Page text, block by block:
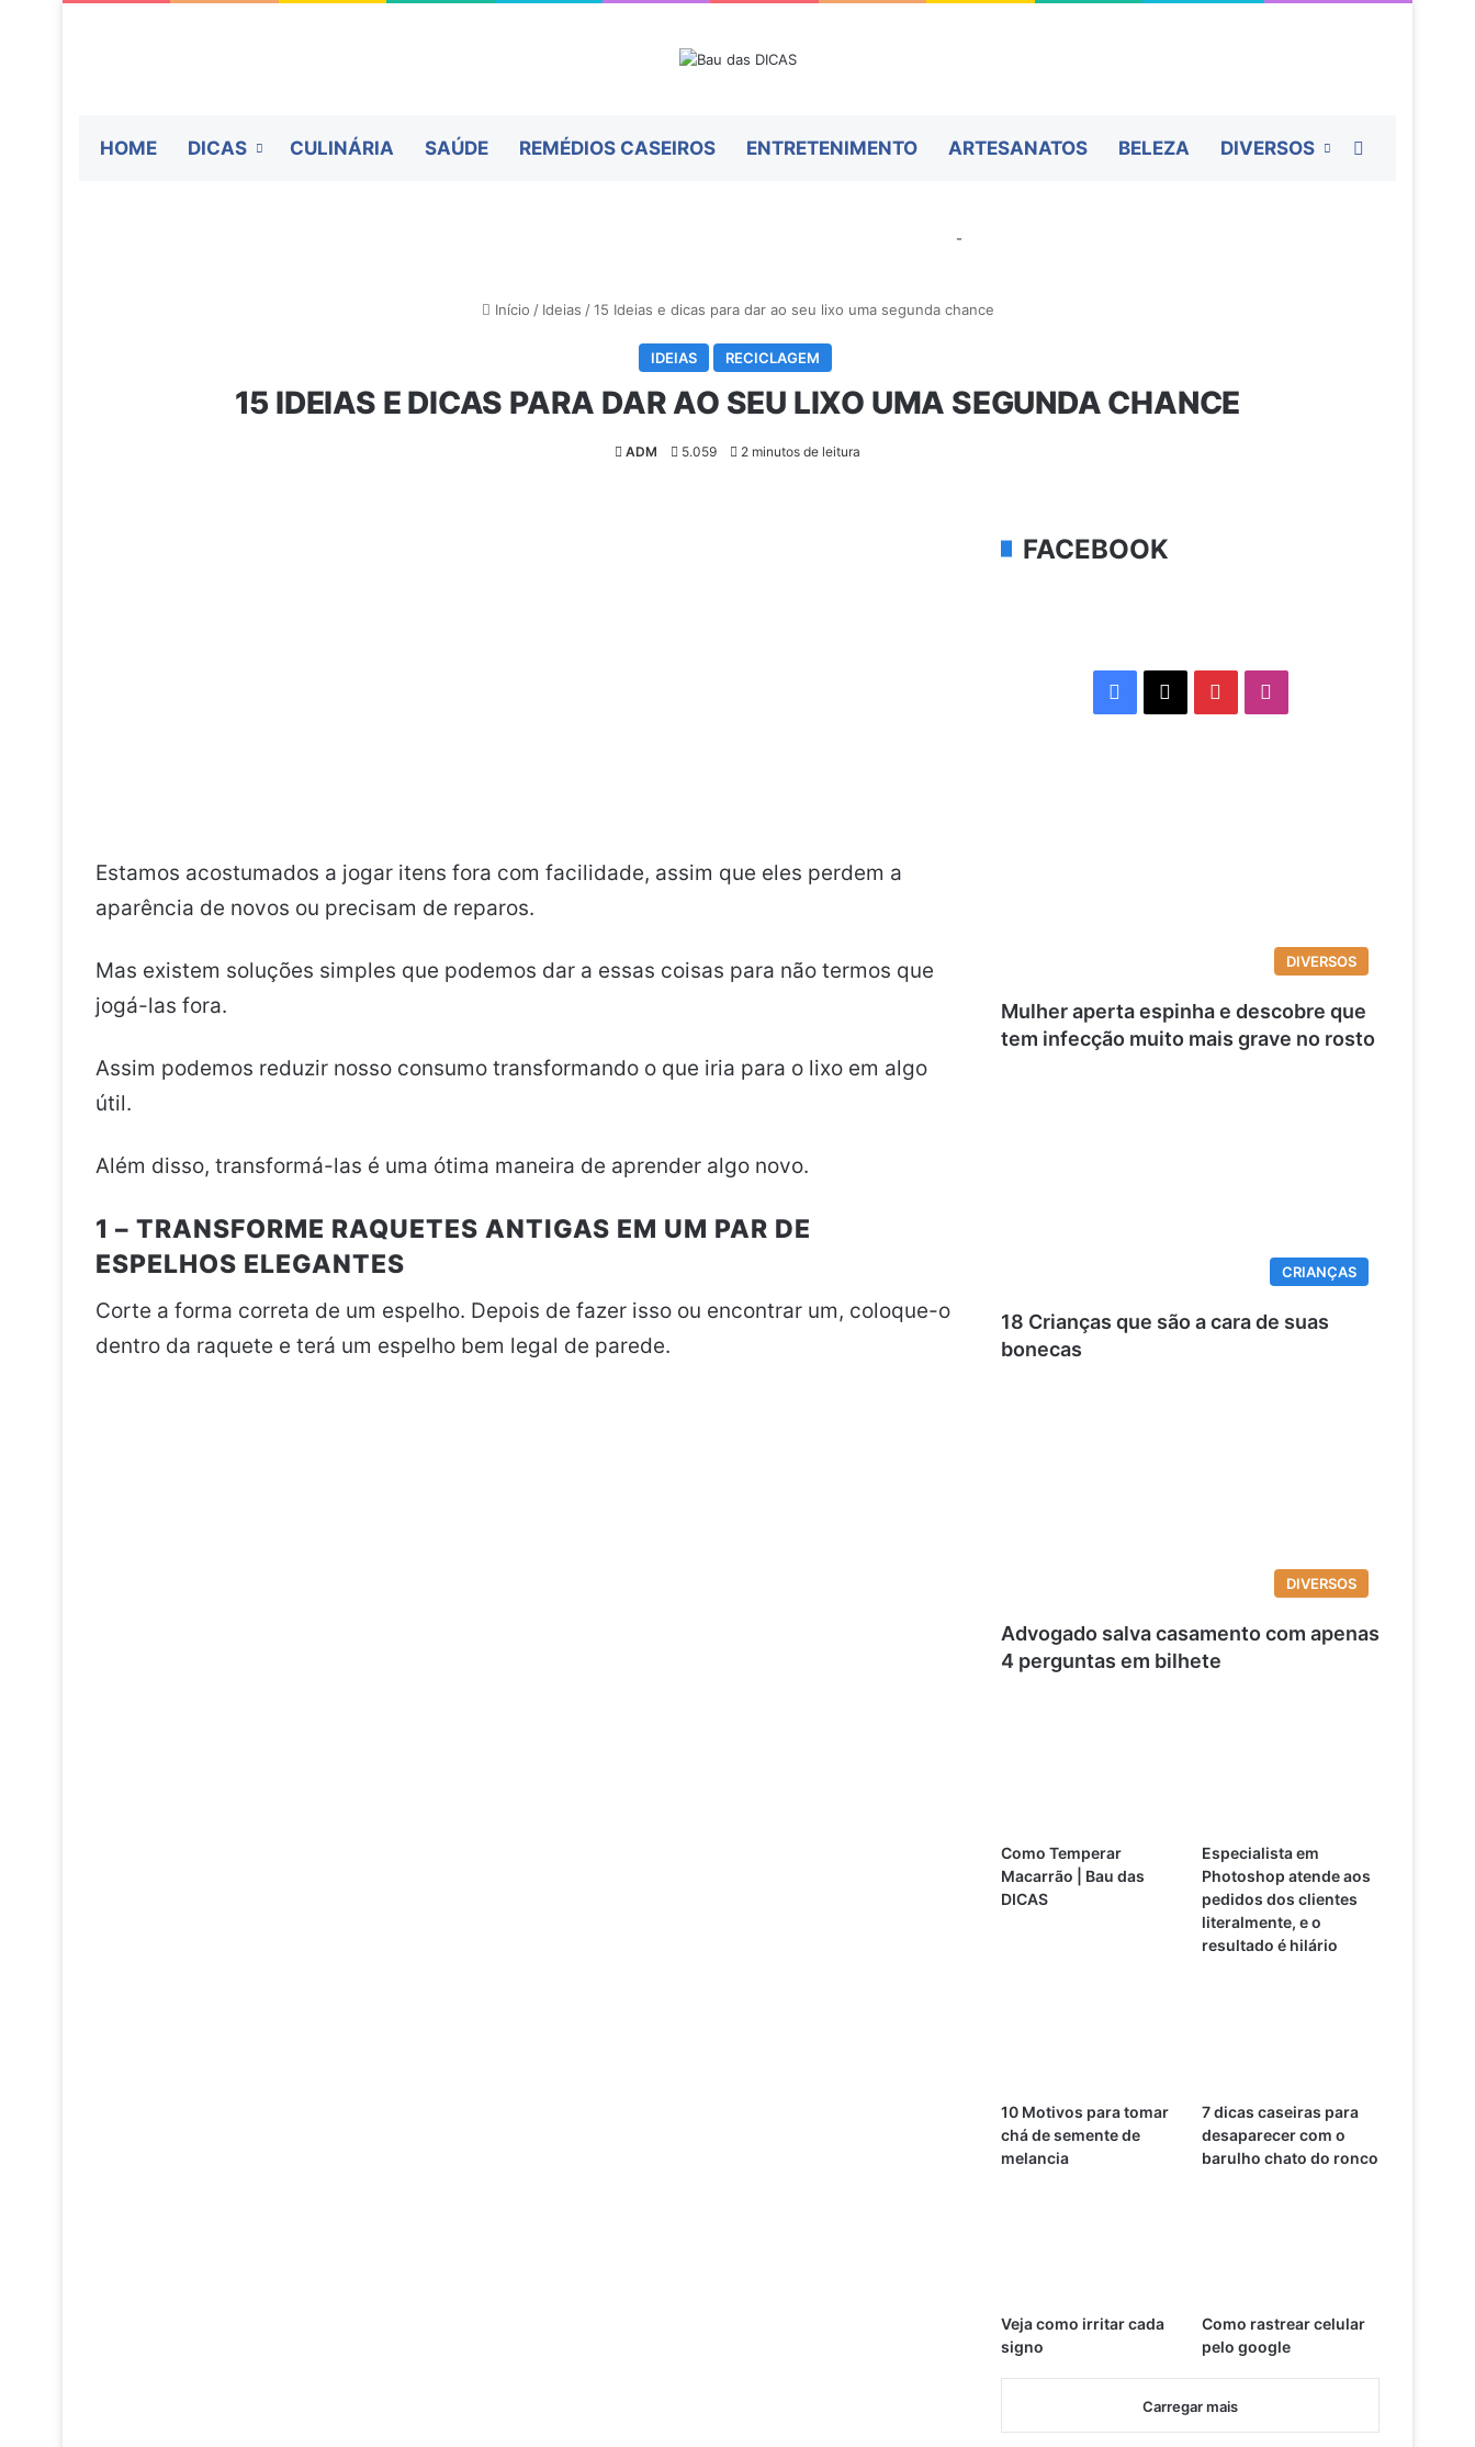
HOME DICAS CULINÁRIA SAÚDE REMÉDIOS CASEIROS ENTRETENIMENTO ARTESANATOS BELEZA DIVERSOS
-
Início / Ideias / 15 Ideias e dicas para dar ao seu lixo uma segunda chance
IDEIAS RECICLAGEM
15 IDEIAS E DICAS PARA DAR AO SEU LIXO UMA SEGUNDA CHANCE
ADM 5.059 2 minutos de leitura
Estamos acostumados a jogar itens fora com facilidade, assim que eles perdem a
aparência de novos ou precisam de reparos.
Mas existem soluções simples que podemos dar a essas coisas para não termos que
jogá-las fora.
Assim podemos reduzir nosso consumo transformando o que iria para o lixo em algo
útil.
Além disso, transformá-las é uma ótima maneira de aprender algo novo.
1 – TRANSFORME RAQUETES ANTIGAS EM UM PAR DE
ESPELHOS ELEGANTES
Corte a forma correta de um espelho. Depois de fazer isso ou encontrar um, coloque-o
dentro da raquete e terá um espelho bem legal de parede.
FACEBOOK
Facebook Pinterest
DIVERSOS
Mulher aperta espinha e descobre que
tem infecção muito mais grave no rosto
CRIANÇAS
18 Crianças que são a cara de suas
bonecas
DIVERSOS
Advogado salva casamento com apenas
4 perguntas em bilhete
Como Temperar
Macarrão | Bau das
DICAS
Especialista em
Photoshop atende aos
pedidos dos clientes
literalmente, e o
resultado é hilário
10 Motivos para tomar
chá de semente de
melancia
7 dicas caseiras para
desaparecer com o
barulho chato do ronco
Veja como irritar cada
signo
Como rastrear celular
pelo google
Carregar mais